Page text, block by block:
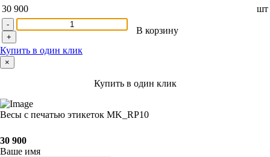
30 900
шт
-
+
В корзину
Купить в один клик
×
Купить в один клик
Весы с печатью этикеток MK_RP10
30 900
Ваше имя